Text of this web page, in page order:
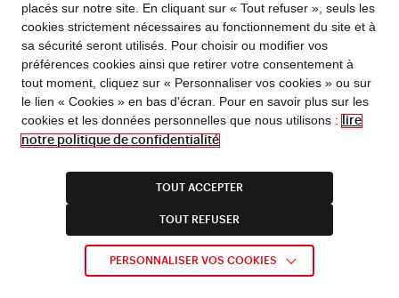
FLASH INFO !
En cas d’alerte canicule, l’entrée Richelieu du 5 rue
Vivienne est fermée de 11h à 17h30.
Horaires d’été de la bibliothèque à partir du 1/07.
inclus ; fermeture technique du site Richelieu du
31/08 au 6/09 inclus ; fermeture estivale de certains
services : consulter l’actualité dédiée.
EN SAVOIR PLUS
selon une technique qu’il va employer pour
rédigerL’histoire de la bijouterie française
Mêlant sources et témoignages de différentes
natures, il visite lui-même certains ateliers,
comme ceux de Tiffany & Cie, dont il fait état
dans son texte, lui conférant une grande valeur
[…] le rôle d’un rapporteur, dans une exposition
étrangère, ne me semble pas devoir se borner à
l’examen des produits exposés ; je crois, au
contraire, qu’il a pour mission de réunir le plus
de renseignements possible sur les conditions
placés sur notre site. En cliquant sur « Tout refuser », seuls les
cookies strictement nécessaires au fonctionnement du site et à
sa sécurité seront utilisés. Pour choisir ou modifier vos
préférences cookies ainsi que retirer votre consentement à
tout moment, cliquez sur « Personnaliser vos cookies » ou sur
le lien « Cookies » en bas d'écran. Pour en savoir plus sur les
cookies et les données personnelles que nous utilisons :
lire
notre politique de confidentialité
TOUT ACCEPTER
TOUT REFUSER
PERSONNALISER VOS COOKIES